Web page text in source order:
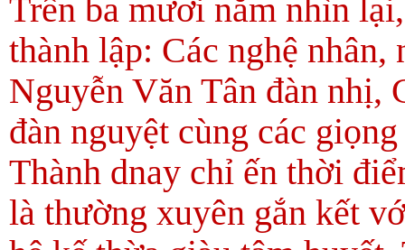
Trên ba mươi năm nhìn
thành lập: Các nghệ
Nguyễn Văn Tân đàn nhị,
đàn nguyệt cùng các
Thành dnay chỉ ến thời
là thường xuyên gắn kết